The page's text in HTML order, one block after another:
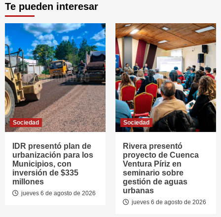
Te pueden interesar
Sociedad
IDR presentó plan de
urbanización para los
Municipios, con
inversión de $335
millones
jueves 6 de agosto de 2026
Sociedad
Rivera presentó
proyecto de Cuenca
Ventura Píriz en
seminario sobre
gestión de aguas
urbanas
jueves 6 de agosto de 2026